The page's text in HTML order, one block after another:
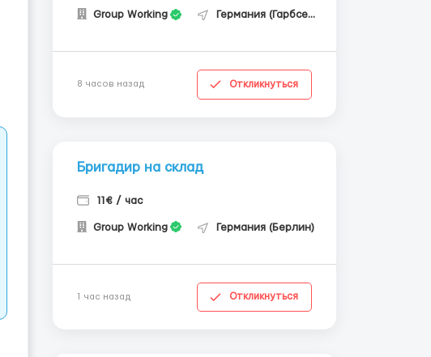
Group Working Германия (Гарбсен)
8 часов назад Откликнуться
Бригадир на склад
11€ / час
Group Working Германия (Берлин)
1 час назад Откликнуться